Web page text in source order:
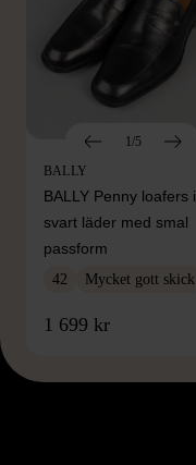
1/5
BALLY
BALLY Penny loafers i
svart läder med smal
passform
42 Mycket gott skick
1 699 kr